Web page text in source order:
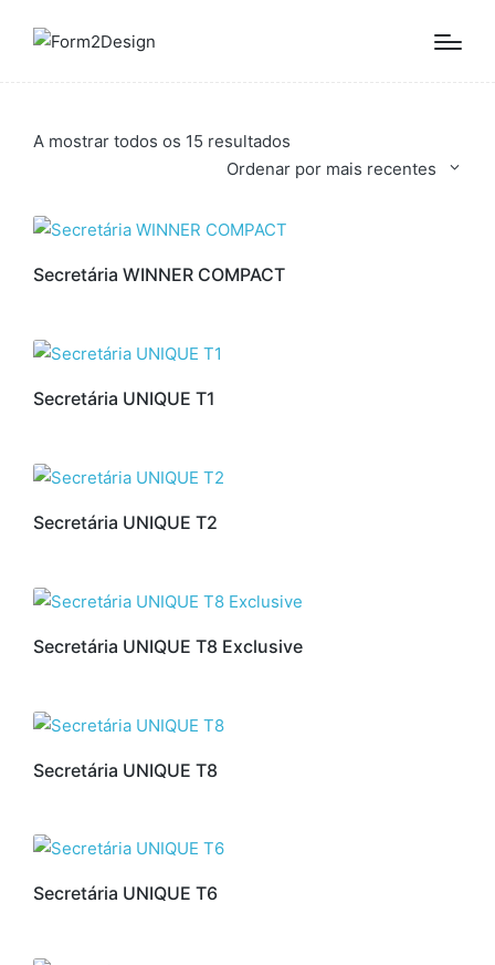
A mostrar todos os 15 resultados
por
Ordenar por mais recentes
Secretária WINNER COMPACT
Secretária UNIQUE T1
Secretária UNIQUE T2
Secretária UNIQUE T8 Exclusive
Secretária UNIQUE T8
Secretária UNIQUE T6